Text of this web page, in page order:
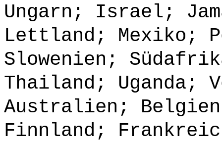
Ungarn; Israel;
Lettland; Mexiko;
Slowenien;
Thailand; Uganda;
Australien;
Finnland;